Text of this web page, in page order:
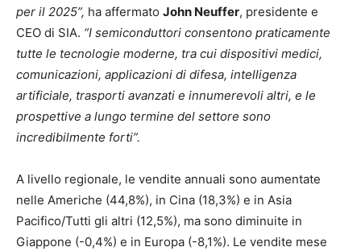
per il 2025”, ha affermato John Neuffer, presidente e
CEO di SIA. “I semiconduttori consentono praticamente
tutte le tecnologie moderne, tra cui dispositivi medici,
comunicazioni, applicazioni di difesa, intelligenza
artificiale, trasporti avanzati e innumerevoli altri, e le
prospettive a lungo termine del settore sono
incredibilmente forti”.
A livello regionale, le vendite annuali sono aumentate
nelle Americhe (44,8%), in Cina (18,3%) e in Asia
Pacifico/Tutti gli altri (12,5%), ma sono diminuite in
Giappone (-0,4%) e in Europa (-8,1%). Le vendite mese